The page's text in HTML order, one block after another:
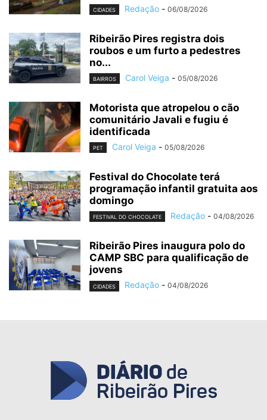
CIDADES Redação - 06/08/2026
Ribeirão Pires registra dois
roubos e um furto a pedestres
no...
BAIRROS Carol Veiga - 05/08/2026
Motorista que atropelou o cão
comunitário Javali e fugiu é
identificada
PET Carol Veiga - 05/08/2026
Festival do Chocolate terá
programação infantil gratuita aos
domingo
FESTIVAL DO CHOCOLATE Redação - 04/08/2026
Ribeirão Pires inaugura polo do
CAMP SBC para qualificação de
jovens
CIDADES Redação - 04/08/2026